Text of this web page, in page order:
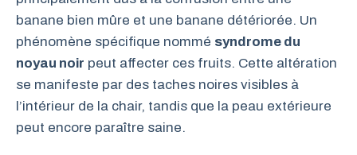
banane bien mûre et une banane détériorée. Un
phénomène spécifique nommé syndrome du
noyau noir peut affecter ces fruits. Cette altération
se manifeste par des taches noires visibles à
l’intérieur de la chair, tandis que la peau extérieure
peut encore paraître saine.